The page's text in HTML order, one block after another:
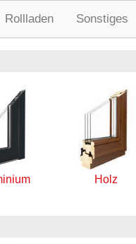
Rollladen Sonstiges
Holz